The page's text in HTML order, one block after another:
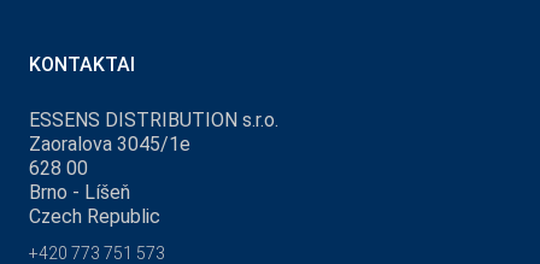
KONTAKTAI
ESSENS DISTRIBUTION s.r.o.
Zaoralova 3045/1e
628 00
Brno - Líšeň
Czech Republic
+420 773 751 573